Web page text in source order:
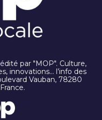
par "MOP". Culture,
innovations… l’info des
Vauban, 78280